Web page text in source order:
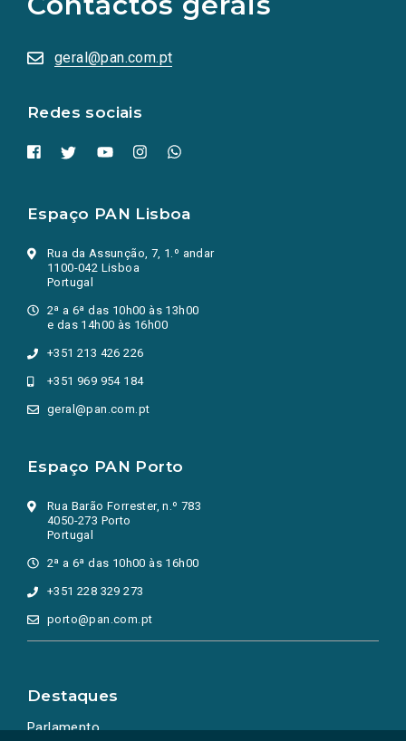
geral@pan.com.pt
Redes sociais
sociais
numa
nova
Espaço PAN Lisboa
Rua da Assunção, 7, 1.º andar
1100-042 Lisboa
Portugal
2ª a 6ª das 10h00 às 13h00
e das 14h00 às 16h00
+351 213 426 226
+351 969 954 184
geral@pan.com.pt
Espaço PAN Porto
Rua Barão Forrester, n.º 783
4050-273 Porto
Portugal
2ª a 6ª das 10h00 às 16h00
+351 228 329 273
porto@pan.com.pt
Destaques
Parlamento